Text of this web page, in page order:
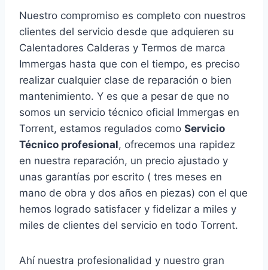
Nuestro compromiso es completo con nuestros
clientes del servicio desde que adquieren su
Calentadores Calderas y Termos de marca
Immergas hasta que con el tiempo, es preciso
realizar cualquier clase de reparación o bien
mantenimiento. Y es que a pesar de que no
somos un servicio técnico oficial Immergas en
Torrent, estamos regulados como Servicio
Técnico profesional, ofrecemos una rapidez
en nuestra reparación, un precio ajustado y
unas garantías por escrito ( tres meses en
mano de obra y dos años en piezas) con el que
hemos logrado satisfacer y fidelizar a miles y
miles de clientes del servicio en todo Torrent.
Ahí nuestra profesionalidad y nuestro gran